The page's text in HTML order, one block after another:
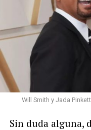
Will Smith y Jada
Sin duda alguna,